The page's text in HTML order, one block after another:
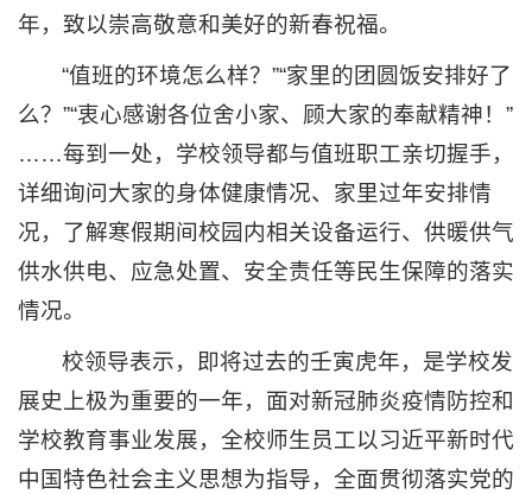
年，致以崇高敬意和美好的新春祝福。
“值班的环境怎么样？”“家里的团圆饭安排好了
么？”“衷心感谢各位舍小家、顾大家的奉献精神！”
……每到一处，学校领导都与值班职工亲切握手，
详细询问大家的身体健康情况、家里过年安排情
况，了解寒假期间校园内相关设备运行、供暖供气
供水供电、应急处置、安全责任等民生保障的落实
情况。
校领导表示，即将过去的壬寅虎年，是学校发
展史上极为重要的一年，面对新冠肺炎疫情防控和
学校教育事业发展，全校师生员工以习近平新时代
中国特色社会主义思想为指导，全面贯彻落实党的